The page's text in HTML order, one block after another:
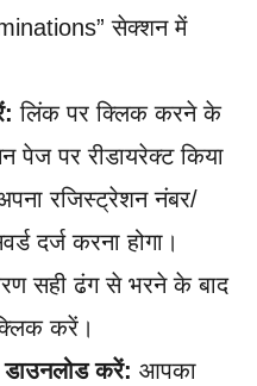
सेक्शन में
लिंक पर क्लिक करने के
पेज पर रीडायरेक्ट किया
रजिस्ट्रेशन नंबर/
दर्ज करना होगा।
सही ढंग से भरने के बाद
करें।
करें: आपका